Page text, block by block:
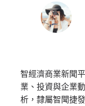
智經濟商業新聞
業、投資與企業
析，隸屬智聞捷